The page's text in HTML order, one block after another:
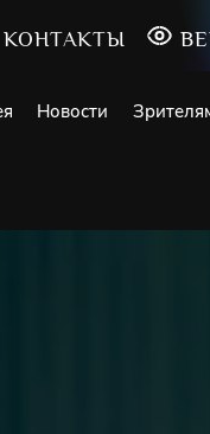
КОНТАКТЫ
Новости